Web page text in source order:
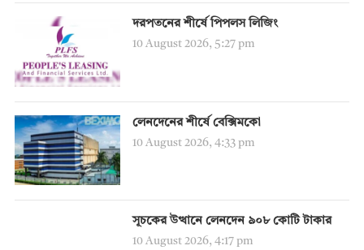
দরপতনের শীর্ষে পিপলস লিজিং
10 August 2026, 5:27 pm
লেনদেনের শীর্ষে বেক্সিমকো
10 August 2026, 4:33 pm
সূচকের উত্থানে লেনদেন ৯০৮ কোটি টাকার
10 August 2026, 4:17 pm